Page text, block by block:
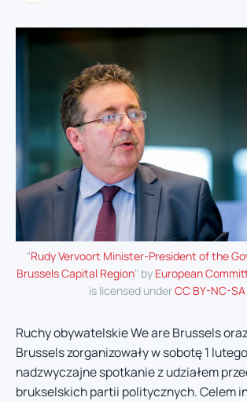
"Rudy Vervoort Minister-President of the
Brussels Capital Region" by European
is licensed underCC BY-NC-
Ruchy obywatelskie We are Brussels
Brussels zorganizowały w sobotę 1
nadzwyczajne spotkanie z udziałem
brukselskich partii politycznych. Celem